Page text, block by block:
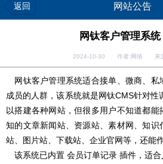
返回 网站公告
网钛客户管理系
2024-10-30 作者:网络 来源
网钛客户管理系统适合接单、微商、私
成员的人群，该系统就是网钛CMS针对
以搭建各种网站，但很多用户不知道都
知的文章新闻站、资源站、素材网、知
站、图片站、下载站、企业官网等，还能
该系统已内置 会员订单记录 插件，适合